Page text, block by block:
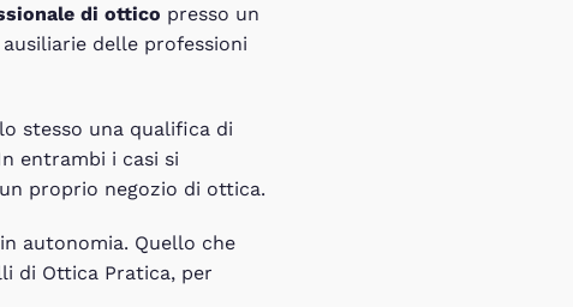
di ottico presso un
delle professioni
stesso una qualifica di
entrambi i casi si
proprio negozio di ottica.
autonomia. Quello che
di Ottica Pratica, per